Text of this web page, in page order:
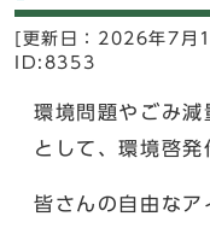
[更新日： 2026年7月
ID:8353
環境問題やごみ減
として、環境啓発
皆さんの自由なア